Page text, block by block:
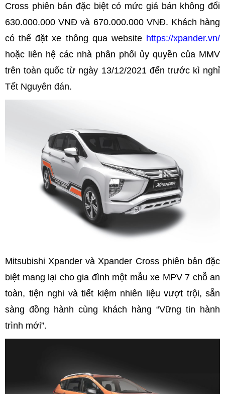
Cross phiên bản đặc biệt có mức giá bán không đổi
630.000.000 VNĐ và 670.000.000 VNĐ. Khách hàng
có thể đặt xe thông qua website https://xpander.vn/
hoặc liên hệ các nhà phân phối ủy quyền của MMV
trên toàn quốc từ ngày 13/12/2021 đến trước kì nghỉ
Tết Nguyên đán.
Mitsubishi Xpander và Xpander Cross phiên bản đặc
biệt mang lại cho gia đình một mẫu xe MPV 7 chỗ an
toàn, tiện nghi và tiết kiệm nhiên liệu vượt trội, sẵn
sàng đồng hành cùng khách hàng “Vững tin hành
trình mới”.